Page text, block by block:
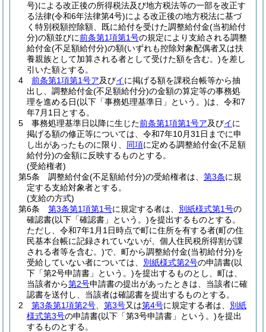
号)による改正後の所得税法及び地方税法等の一部を改正す
る法律(令和6年法律第4号)による改正後の地方税法に基づ
く特別税額控除額、既に給付を受けた調整給付金(当初給付
分)の額並びに前条第1項第1号の規定により支給される調整
給付金(不足額給付分)の額(いずれも控除対象配偶者又は扶
養親族として加算される者として受けた額を含む。)を差し
引いた額とする。
4
前条第1項第1号ア及びイに掲げる額を課税台帳等から抽
出し、調整給付金(不足額給付分)の金額の算定等の事務処
理を進める日(以下「事務処理基準日」という。)は、令和7
年7月1日とする。
5
事務処理基準日以降に生じた前条第1項第1号ア及びイに
掲げる額の修正等については、令和7年10月31日までに申
し出があったものに限り、 同項に定める調整給付金(不足額
給付分)の金額に反映するものとする。
(受給権者)
第5条
調整給付金(不足額給付分)の受給権者は、 第3条に規
定する支給対象者とする。
(支給の方式)
第6条
第3条第1項第1号に規定する者は、 別紙様式第1号の
確認書(以下「確認書」という。)を提出するものとする。
ただし、令和7年1月1日時点で町に住所を有する者(町の住
民基本台帳に記録されていないが、個人住民税所得割が課
される者等を含む。)で、町から調整給付金(当初給付分)を
受給していない者については、 別紙様式第2号の申請書(以
下「第2号申請書」という。)を提出するものとし、町は、
当該者から第2号申請書の提出があったときは、当該者に確
認書を送付し、当該者は確認書を提出するものとする。
2
第3条第1項第2号 第3号又は第4号に規定する者は、 別紙
様式第3号の申請書(以下「第3号申請書」という。)を提出
するものとする。